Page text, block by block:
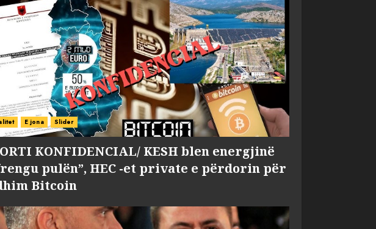
E jona Slider
KONFIDENCIAL/ KESH blen energjinë
pulën”, HEC -et private e përdorin për
Bitcoin